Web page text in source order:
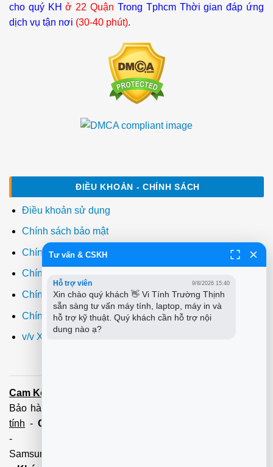
cho quý KHở 22 Quận Trong Tphcm Thời gian đáp ứng
dịch vụ tận nơi (30-40 phút).
ĐIỀU KHOẢN - CHÍNH SÁCH
Điều khoản sử dụng
Chính sách bảo mật
Chính sách thanh toán
Chính sách giao hàng
Chính sách đổi trả
Chính sách bảo hành
v/v Xuất hóa đơn đỏ VAT
Cam Kết:
Bảo hành tận tâm - Xuất hóa đơn đỏ đầy đủ
tính - Cài Win Tận Nơi
-
Samsung,Brother,Xeroc,Panasonic): 100 - 180,000 vnđ
Tư vấn & CSKH
Hỗ trợ viên 9/8/2026 15:40
Xin chào quý khách 👋 Vi Tính Trường Thịnh
sẵn sàng tư vấn máy tính, laptop, máy in và
hỗ trợ kỹ thuật. Quý khách cần hỗ trợ nội
dung nào ạ?